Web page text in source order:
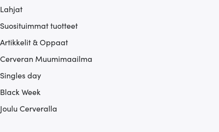
Lahjat
Suosituimmat tuotteet
Artikkelit & Oppaat
Cerveran Muumimaailma
Singles day
Black Week
Joulu Cerveralla